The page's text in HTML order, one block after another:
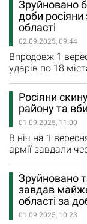
чоловік. У
ударів по
Червоному. Ще
Малу Токмачку
Зруйновано
доби росіяни
області
02.09.2025, 09:44
Впродовж 1
ударів по 18
Пологівського
реактивних
обстріляли
Ще шість
Омельнику,
Росіяни
району та
01.09.2025, 11:00
В ніч на 1
армії завдали
подружжя.
авіабомбами
одній зі
Вони загинули
було по 64 роки.
Зруйновано
завдав
області за
01.09.2025, 10:23